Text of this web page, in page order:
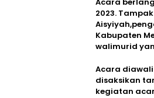
Acara
2023.
Kabupaten
walimurid
Acara
disaksikan
kegiatan